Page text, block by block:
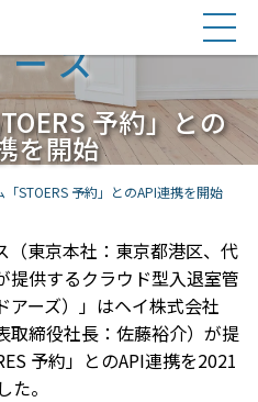
ース
予約」との
を開始
「STOERS 予約」とのAPI連携を開始
（東京本社：東京都港区、代
提供するクラウド型入退室管
ーズ）」はヘイ株式会社
取締役社長：佐藤裕介）が提
予約」とのAPI連携を2021
。